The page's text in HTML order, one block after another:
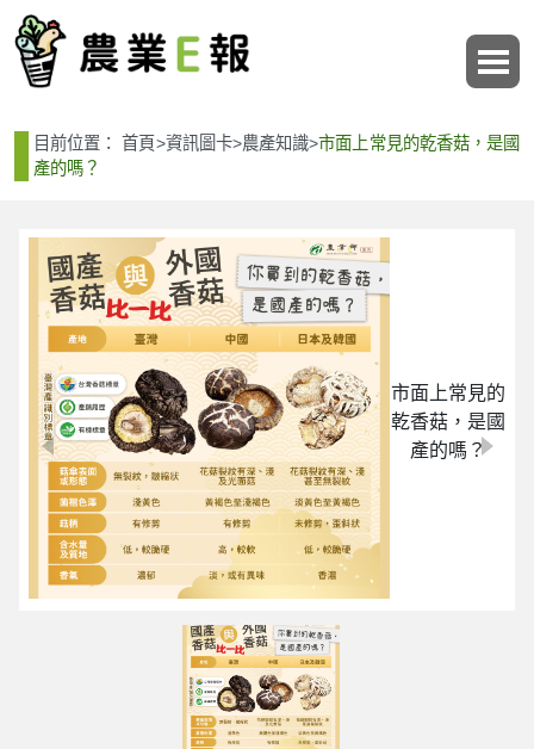
目前位置：首頁>資訊圖卡>農產知識>市面上常見的乾香菇，是國
產的嗎？
市面上常見的
乾香菇，是國
產的嗎？